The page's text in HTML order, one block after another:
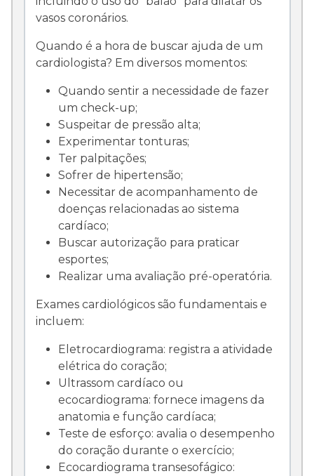
vasos coronários.
Quando é a hora de buscar ajuda de um
cardiologista? Em diversos momentos:
Quando sentir a necessidade de fazer
um check-up;
Suspeitar de pressão alta;
Experimentar tonturas;
Ter palpitações;
Sofrer de hipertensão;
Necessitar de acompanhamento de
doenças relacionadas ao sistema
cardíaco;
Buscar autorização para praticar
esportes;
Realizar uma avaliação pré-operatória.
Exames cardiológicos são fundamentais e
incluem:
Eletrocardiograma: registra a atividade
elétrica do coração;
Ultrassom cardíaco ou
ecocardiograma: fornece imagens da
anatomia e função cardíaca;
Teste de esforço: avalia o desempenho
do coração durante o exercício;
Ecocardiograma transesofágico: